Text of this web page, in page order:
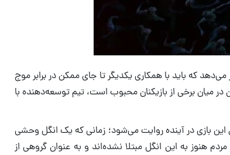
که باید با همکاری یکدیگر تا جای ممکن در برابر موج
میان برخی از بازیکنان محبوب است، تیم توسعه‌دهنده با
این بازی در آینده روایت می‌شود؛ زمانی که یک انگل وحشی
هنوز به این انگل مبتلا نشده‌اند و به عنوان گروهی از